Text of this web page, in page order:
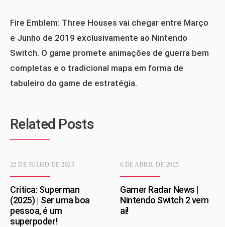
Fire Emblem: Three Houses vai chegar entre Março
e Junho de 2019 exclusivamente ao Nintendo
Switch. O game promete animações de guerra bem
completas e o tradicional mapa em forma de
tabuleiro do game de estratégia.
Related Posts
22 DE JULHO DE 2025
Crítica: Superman
(2025) | Ser uma boa
pessoa, é um
superpoder!
6 DE ABRIL DE 2025
Gamer Radar News |
Nintendo Switch 2 vem
aí!